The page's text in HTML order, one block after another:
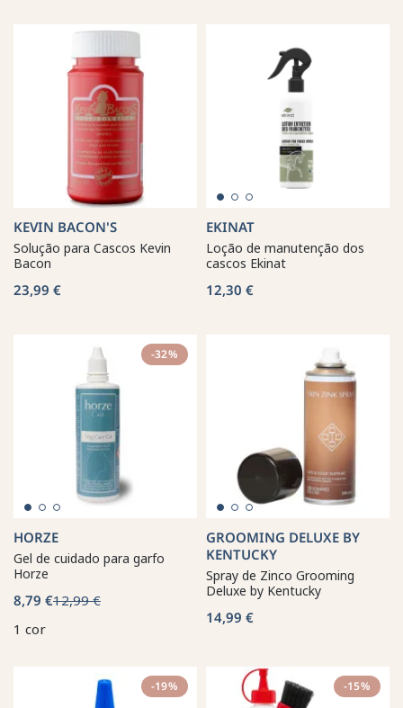
KEVIN BACON'S
Solução para Cascos Kevin
Bacon
23,99 €
EKINAT
Loção de manutenção dos
cascos Ekinat
12,30 €
-32%
HORZE
Gel de cuidado para garfo
Horze
8,79 €12,99 €
1 cor
GROOMING DELUXE BY
KENTUCKY
Spray de Zinco Grooming
Deluxe by Kentucky
14,99 €
-19% -15%